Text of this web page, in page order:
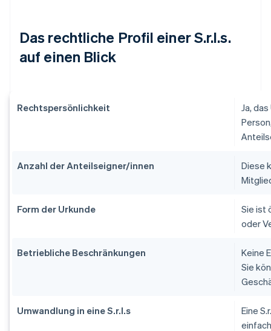
Das rechtliche Profil einer S.r.l.s.
auf einen Blick
Rechtspersönlichkeit
Ja,
Anzahl der Anteilseigner/innen
Diese
Form der Urkunde
Sie ist
oder
Betriebliche Beschränkungen
Keine
Sie
Umwandlung in eine S.r.l.s
Eine